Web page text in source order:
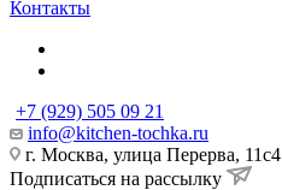
Контакты
+7 (929) 505 09 21
info@kitchen-tochka.ru
г. Москва, улица Перерва, 11с4
Подписаться на рассылку